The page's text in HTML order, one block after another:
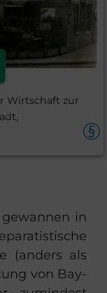
Wirtschaft zur
in
(an­ders als
von Bay­